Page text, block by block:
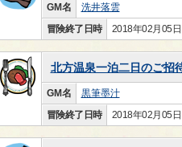
GM名 洗井落雲
冒険終了日時
2018年02月05
北方温泉一泊二日のご招
GM名 黒筆墨汁
冒険終了日時
2018年02月05